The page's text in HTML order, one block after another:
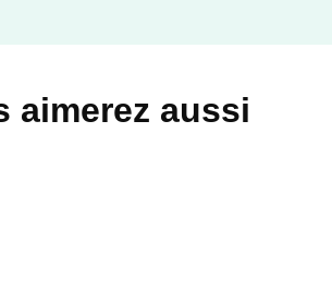
aimerez aussi